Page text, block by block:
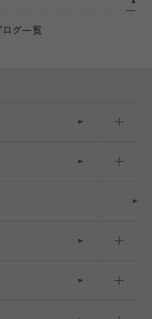
ログ一覧
め）
つう）
め）
イツ）